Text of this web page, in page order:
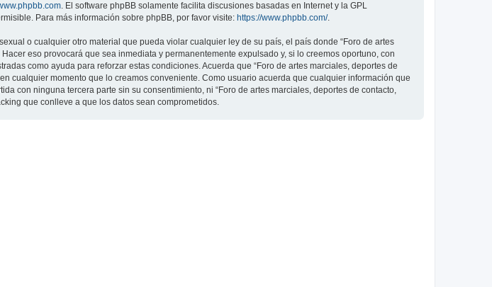
. El software phpBB solamente facilita discusiones basadas en Internet y la GPL
Para más información sobre phpBB, por favor visite: https://www.phpbb.com/.
o cualquier otro material que pueda violar cualquier ley de su país, el país donde “Foro de artes
eso provocará que sea inmediata y permanentemente expulsado y, si lo creemos oportuno, con
como ayuda para reforzar estas condiciones. Acuerda que “Foro de artes marciales, deportes de
cualquier momento que lo creamos conveniente. Como usuario acuerda que cualquier información que
con ninguna tercera parte sin su consentimiento, ni “Foro de artes marciales, deportes de contacto,
que conlleve a que los datos sean comprometidos.